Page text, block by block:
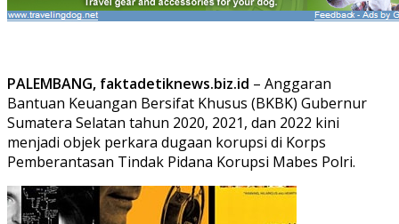
PALEMBANG, faktadetiknews.biz.id – Anggaran
Bantuan Keuangan Bersifat Khusus (BKBK) Gubernur
Sumatera Selatan tahun 2020, 2021, dan 2022 kini
menjadi objek perkara dugaan korupsi di Korps
Pemberantasan Tindak Pidana Korupsi Mabes Polri.